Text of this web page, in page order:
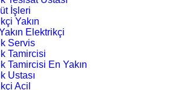
İşleri
Yakın
Elektrikçi
Servis
Tamircisi
Tamircisi En Yakın
Ustası
Acil